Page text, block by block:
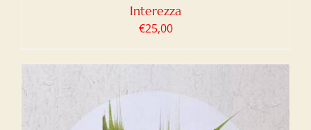
Interezza
€25,00